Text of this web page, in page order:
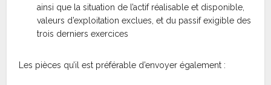
ainsi que la situation de l’actif réalisable et disponible,
valeurs d’exploitation exclues, et du passif exigible des
trois derniers exercices
Les pièces qu’il est préférable d’envoyer également :